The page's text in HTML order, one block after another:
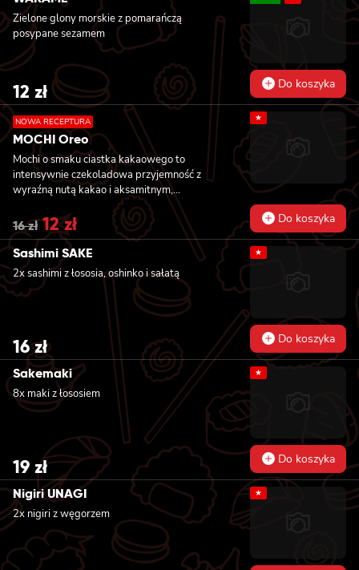
sezamem, 8x california z krewetką w
tempurze, awokado i lekko pikantnym
majonezem, owinięta krewetką, polana
słodko-pikantnym sosem i posypana
kolendrą
Zielone glony morskie z pomarańczą
posypane sezamem
12 zł Do koszyka
NOWA RECEPTURA
MOCHI Oreo
Mochi o smaku ciastka kakaowego to
intensywnie czekoladowa przyjemność z
wyraźną nutą kakao i aksamitnym,
waniliowym nadzieniem przypominającym
klasyczne kremowe ciasteczka. Delikatna
ryżowa otoczka dodaje im ciekawej tekstury i
sprawia, że każdy kęs łączy w sobie chłód,
miękkość i głęboki smak deseru. Idealne dla
fanów kontrastów: ciemne kakao i jasny krem
w harmonijnej, lodowej formie.
★
16zł Original
price
was:
16 zł.
12zł Current
price
is:
12 zł.
Do koszyka
Sashimi SAKE
2x sashimi z łososia, oshinko i sałatą
★
16zł Do koszyka
Sakemaki
8x maki z łososiem
★
19 zł Do koszyka
Nigiri UNAGI
2x nigiri z węgorzem
★